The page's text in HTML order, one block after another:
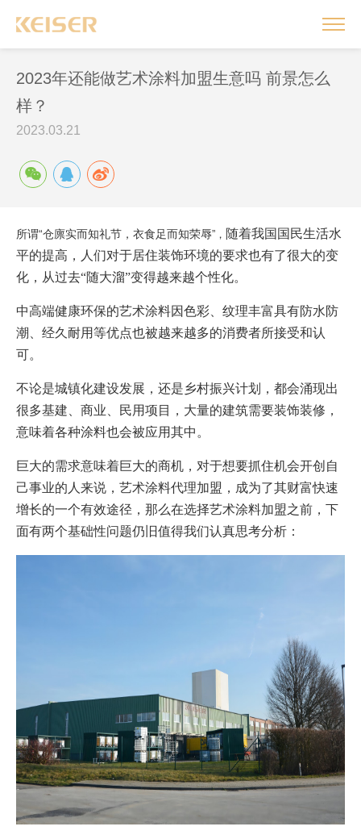
2023年还能做艺术涂料加盟生意吗 前景怎么
样？
2023.03.21
所谓“仓廪实而知礼节 ， 衣食足而知荣辱” ， 随着我国国民生活水
平的提高 ，人们对于居住装饰环境的要求也有了很大的变
化 ， 从过去“随大溜”变得越来越个性化。
中高端健康环保的艺术涂料因色彩、纹理丰富具有防水防
潮、经久耐用等优点也被越来越多的消费者所接受和认
可。
不论是城镇化建设发展， 还是乡村振兴计划，都会涌现出
很多基建、商业、民用项目，大量的建筑需要装饰装修，
意味着各种涂料也会被应用其中 。
巨大的需求意味着巨大的商机，对于想要抓住机会开创自
己事业的人来说， 艺术涂料代理加盟，成为了其财富快速
增长的一个有效途径，那么在选择艺术涂料加盟之前， 下
面有两个基础性问题仍旧值得我们认真思考分析：